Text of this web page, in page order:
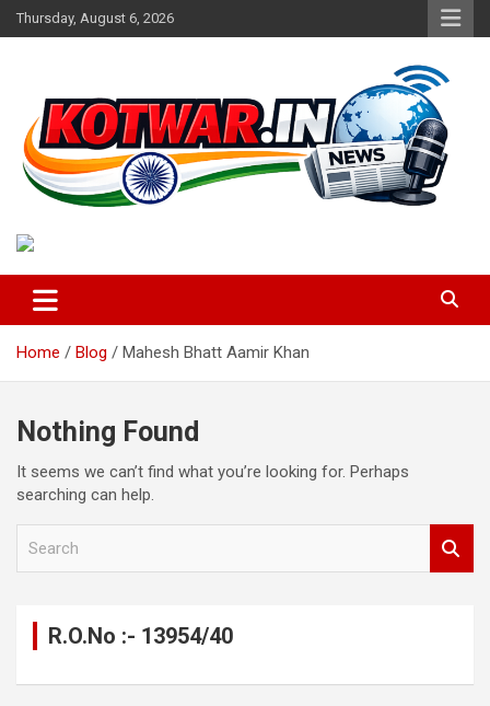
Skip
to
Thursday, August 6, 2026
kotwar.in
Home Blog Mahesh Bhatt Aamir Khan
Nothing Found
It seems we can’t find what you’re looking for. Perhaps
searching can help.
R.O.No :- 13954/40